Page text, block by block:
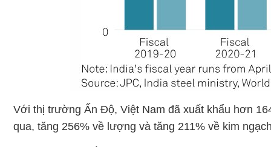
Với thị trường Ấn Độ, Việt Nam đã xuất khẩu hơn
qua, tăng 256% về lượng và tăng 211% về kim